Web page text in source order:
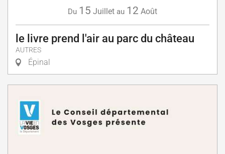
Du 15 Juillet au 12 Août
le livre prend l'air au parc du château
AUTRES
Épinal